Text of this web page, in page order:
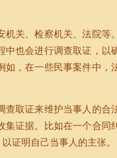
关、检察机关、法院等
也会进行调查取证，以
，在一些民事案件中，
取证来维护当事人的合
证据。比如在一个合同
证明自己当事人的主张。